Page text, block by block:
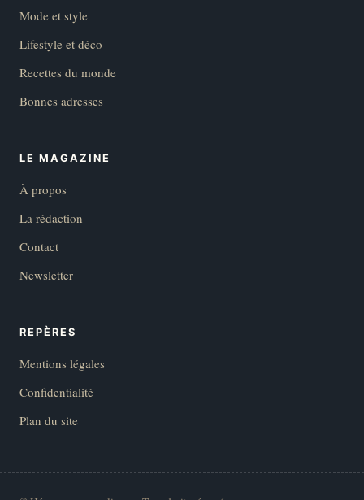
Mode et style
Lifestyle et déco
Recettes du monde
Bonnes adresses
LE MAGAZINE
À propos
La rédaction
Contact
Newsletter
REPÈRES
Mentions légales
Confidentialité
Plan du site